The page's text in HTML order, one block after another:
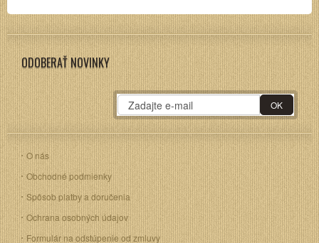
ODOBERAŤ NOVINKY
O nás
Obchodné podmienky
Spôsob platby a doručenia
Ochrana osobných údajov
Formulár na odstúpenie od zmluvy